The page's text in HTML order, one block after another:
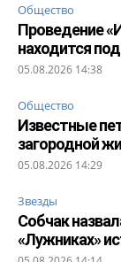
Общество
Проведение
находится
05.08.2026 14:38
Общество
Известные
загородной
05.08.2026 14:29
Звезды
Собчак
«Лужниках»